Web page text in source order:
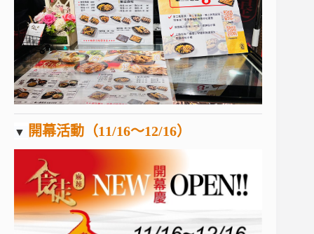
▼ 開幕活動（11/16～12/16）